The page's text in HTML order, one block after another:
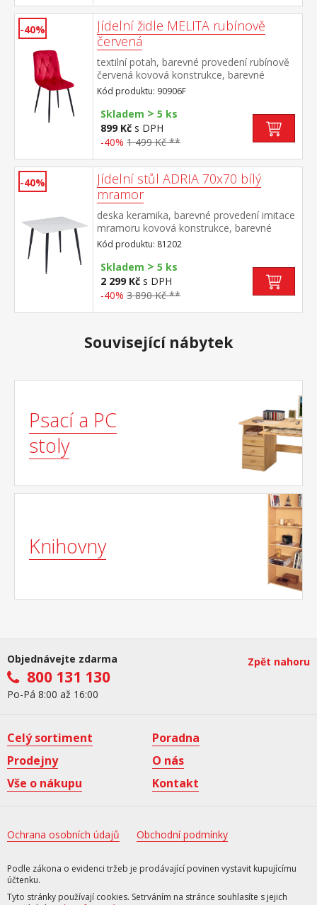
-40%
Jídelní židle MELITA rubínově
červená
textilní potah, barevné provedení rubínově
červená kovová konstrukce, barevné
provedení černá výška sedu 50
cm doporučená nosnost do 120 kg
Kód produktu: 90906F
Skladem > 5 ks
899 Kč s DPH
-40% 1 499 Kč **
-40%
Jídelní stůl ADRIA 70x70 bílý
mramor
deska keramika, barevné provedení imitace
mramoru kovová konstrukce, barevné
provedení černá
Kód produktu: 81202
Skladem > 5 ks
2 299 Kč s DPH
-40% 3 890 Kč **
Související nábytek
Psací a PC
stoly
Knihovny
Objednávejte zdarma
800 131 130
Po-Pá 8:00 až 16:00
Zpět nahoru
Celý sortiment
Poradna
Prodejny
O nás
Vše o nákupu
Kontakt
Ochrana osobních údajů Obchodní podmínky
Podle zákona o evidenci tržeb je prodávající povinen vystavit kupujícímu
účtenku.
Tyto stránky používají cookies. Setrváním na stránce souhlasíte s jejich